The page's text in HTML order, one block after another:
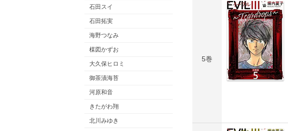
石田スイ
石田拓実
海野つなみ
楳図かずお
大久保ヒロミ
御茶漬海苔
河原和音
きたがわ翔
北川みゆき
5巻